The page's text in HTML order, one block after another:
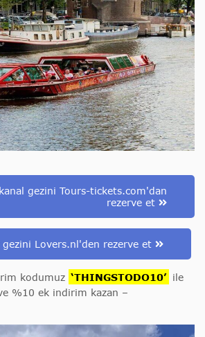
gezini Tours-tickets.com'dan
rezerve et
Lovers.nl'den rezerve et
kodumuz ‘THINGSTODO10’ ile
%10 ek indirim kazan –